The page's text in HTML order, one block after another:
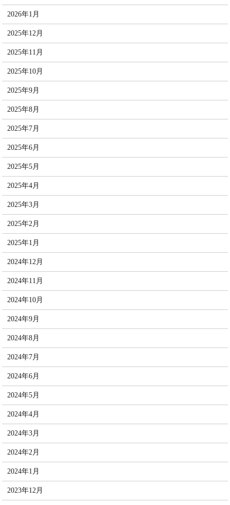
2026年1月
2025年12月
2025年11月
2025年10月
2025年9月
2025年8月
2025年7月
2025年6月
2025年5月
2025年4月
2025年3月
2025年2月
2025年1月
2024年12月
2024年11月
2024年10月
2024年9月
2024年8月
2024年7月
2024年6月
2024年5月
2024年4月
2024年3月
2024年2月
2024年1月
2023年12月